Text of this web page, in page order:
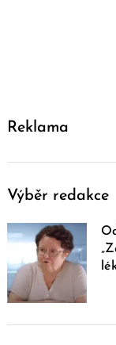
Reklama
Výběr redakce